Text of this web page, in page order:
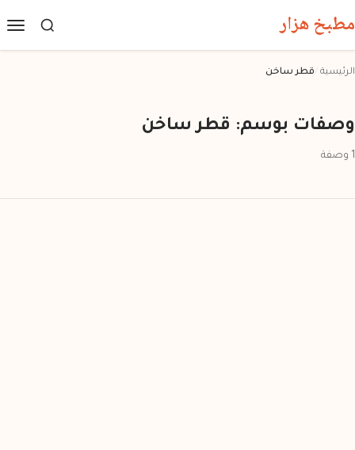
مطبخ هزار
الرئيسية قطر ساخن
وصفات بوسم: قطر ساخن
1 وصفة